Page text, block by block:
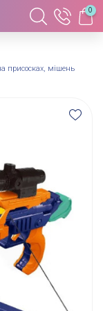
0
присосках, мішень